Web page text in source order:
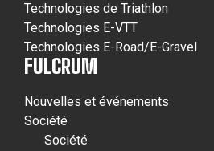
Technologies de Triathlon
Technologies E-VTT
Technologies E-Road/E-Gravel
FULCRUM
Nouvelles et événements
Société
Société